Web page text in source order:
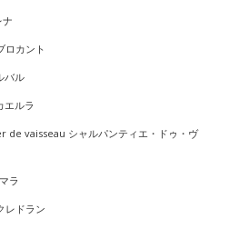
ナ
ロカント
バル
エルラ
de vaisseau シャルパンティエ・ドゥ・ヴ
ラ
レドラン